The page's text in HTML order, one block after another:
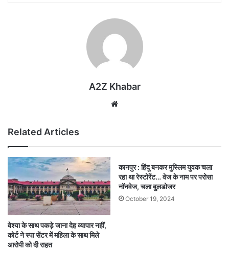
A2Z Khabar
Related Articles
वेश्या के साथ पकड़े जाना देह व्यापार नहीं,
कोर्ट ने स्पा सेंटर में महिला के साथ मिले
आरोपी को दी राहत
कानपुर : हिंदू बनकर मुस्लिम युवक चला
रहा था रेस्टोरेंट… वेज के नाम पर परोसा
नॉनवेज, चला बुलडोजर
October 19, 2024